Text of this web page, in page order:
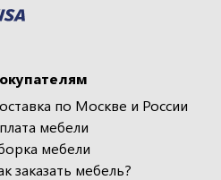
по Москве и России
мебели
мебели
заказать мебель?